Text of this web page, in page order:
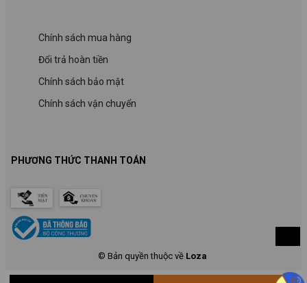
Chính sách mua hàng
Đổi trả hoàn tiền
Chính sách bảo mật
Chính sách vận chuyển
© Bản quyền thuộc về Loza
PHƯƠNG THỨC THANH TOÁN